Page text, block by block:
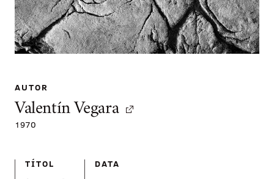
AUTOR
Valentín Vegara
1970
TÍTOL DATA